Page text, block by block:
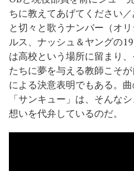
ちに教えてあげてください
と切々と歌うナンバー（オ
ルス、ナッシュ＆ヤングの
は高校という場所に留まり
たちに夢を与える教師こそ
による決意表明でもある。
「サンキュー」は、そんな
想いを代弁しているのだ。